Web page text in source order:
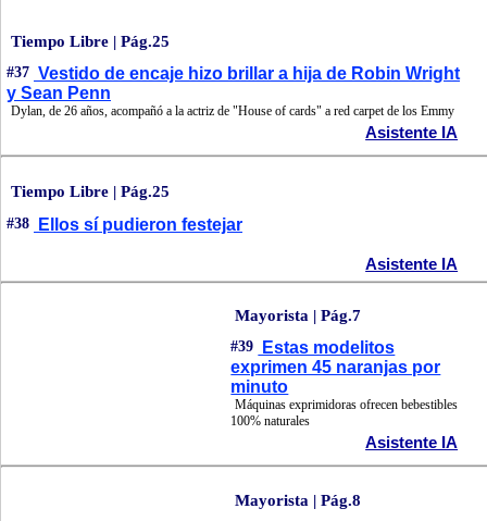
Tiempo Libre | Pág.25
#37 Vestido de encaje hizo brillar a hija de Robin Wright
y Sean Penn
Dylan, de 26 años, acompañó a la actriz de "House of cards" a red carpet de los Emmy
Asistente IA
Tiempo Libre | Pág.25
#38 Ellos sí pudieron festejar
Asistente IA
Mayorista | Pág.7
#39
Estas modelitos
exprimen 45 naranjas por
minuto
Máquinas exprimidoras ofrecen bebestibles
100% naturales
Asistente IA
Mayorista | Pág.8